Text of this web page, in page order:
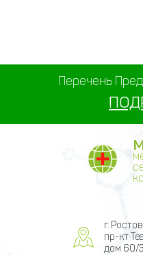
Перечень
г.
пр-кт
дом 60/